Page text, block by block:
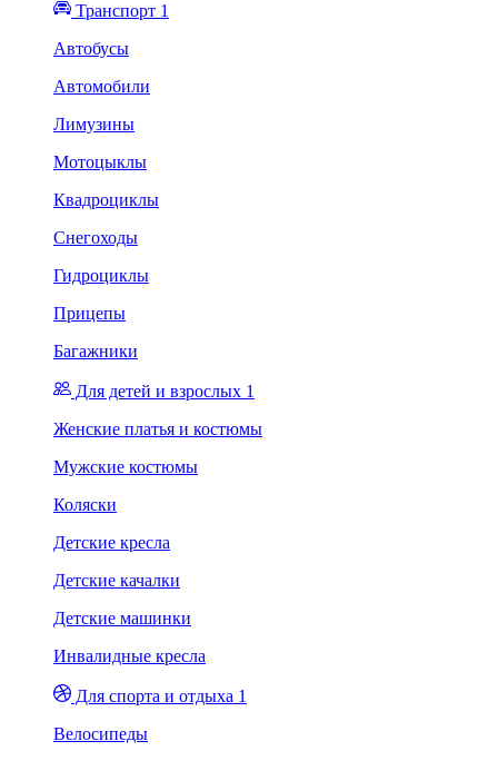
Транспорт 1
Автобусы
Автомобили
Лимузины
Мотоцыклы
Квадроциклы
Снегоходы
Гидроциклы
Прицепы
Багажники
Для детей и взрослых 1
Женские платья и костюмы
Мужские костюмы
Коляски
Детские кресла
Детские качалки
Детские машинки
Инвалидные кресла
Для спорта и отдыха 1
Велосипеды